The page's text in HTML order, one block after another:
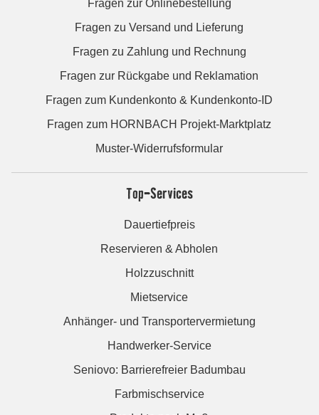
Fragen zur Onlinebestellung
Fragen zu Versand und Lieferung
Fragen zu Zahlung und Rechnung
Fragen zur Rückgabe und Reklamation
Fragen zum Kundenkonto & Kundenkonto-ID
Fragen zum HORNBACH Projekt-Marktplatz
Muster-Widerrufsformular
Top-Services
Dauertiefpreis
Reservieren & Abholen
Holzzuschnitt
Mietservice
Anhänger- und Transportervermietung
Handwerker-Service
Seniovo: Barrierefreier Badumbau
Farbmischservice